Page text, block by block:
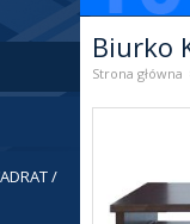
/
Biurko
Strona główna